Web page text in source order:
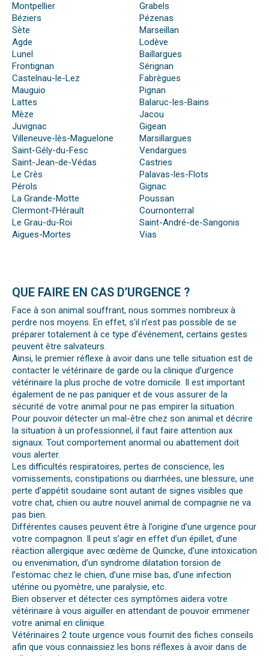
Montpellier
Béziers
Sète
Agde
Lunel
Frontignan
Castelnau-le-Lez
Mauguio
Lattes
Mèze
Juvignac
Villeneuve-lès-Maguelone
Saint-Gély-du-Fesc
Saint-Jean-de-Védas
Le Crès
Pérols
La Grande-Motte
Clermont-l’Hérault
Le Grau-du-Roi
Aigues-Mortes
Grabels
Pézenas
Marseillan
Lodève
Baillargues
Sérignan
Fabrègues
Pignan
Balaruc-les-Bains
Jacou
Gigean
Marsillargues
Vendargues
Castries
Palavas-les-Flots
Gignac
Poussan
Cournonterral
Saint-André-de-Sangonis
Vias
QUE FAIRE EN CAS D’URGENCE ?
Face à son animal souffrant, nous sommes nombreux à
perdre nos moyens. En effet, s’il n’est pas possible de se
préparer totalement à ce type d’événement, certains gestes
peuvent être salvateurs.
Ainsi, le premier réflexe à avoir dans une telle situation est de
contacter le vétérinaire de garde ou la clinique d’urgence
vétérinaire la plus proche de votre domicile. Il est important
également de ne pas paniquer et de vous assurer de la
sécurité de votre animal pour ne pas empirer la situation.
Pour pouvoir détecter un mal-être chez son animal et décrire
la situation à un professionnel, il faut faire attention aux
signaux. Tout comportement anormal ou abattement doit
vous alerter.
Les difficultés respiratoires, pertes de conscience, les
vomissements, constipations ou diarrhées, une blessure, une
perte d’appétit soudaine sont autant de signes visibles que
votre chat, chien ou autre nouvel animal de compagnie ne va
pas bien.
Différentes causes peuvent être à l’origine d’une urgence pour
votre compagnon. Il peut s’agir en effet d’un épillet, d’une
réaction allergique avec œdème de Quincke, d’une intoxication
ou envenimation, d’un syndrome dilatation torsion de
l’estomac chez le chien, d’une mise bas, d’une infection
utérine ou pyomètre, une paralysie, etc.
Bien observer et détecter ces symptômes aidera votre
vétérinaire à vous aiguiller en attendant de pouvoir emmener
votre animal en clinique.
Vétérinaires 2 toute urgence vous fournit des fiches conseils
afin que vous connaissiez les bons réflexes à avoir dans de